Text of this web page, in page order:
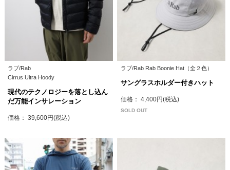
ラブ/Rab
Cirrus Ultra Hoody
現代のテクノロジーを落とし込ん
だ万能インサレーション
価格： 39,600円(税込)
ラブ/Rab Rab Boonie Hat（全２色）
サングラスホルダー付きハット
価格： 4,400円(税込)
SOLD OUT